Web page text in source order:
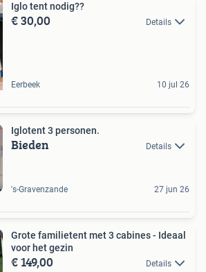
Iglo tent nodig??
€ 30,00 Details
Eerbeek 10 jul 26
Iglotent 3 personen.
Bieden Details
's-Gravenzande 27 jun 26
Grote familietent met 3 cabines - Ideaal
voor het gezin
€ 149,00 Details